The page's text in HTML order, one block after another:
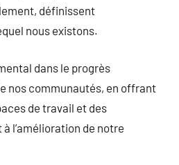
définissent
nous existons.
dans le progrès
nos communautés, en offrant
de travail et des
l’amélioration de notre